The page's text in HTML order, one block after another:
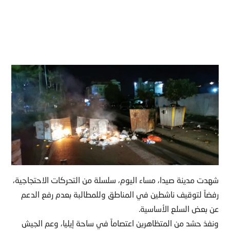
شهدت مدينة صيدا، مساء اليوم، سلسلة من التحركات الاحتجاجية،
رفضاً لتوقيف ناشطين في المناطق وللمطالبة بعدم رفع الدعم
عن بعض السلع الأساسية.
ونفذ حشد من المتظاهرين اعتصاماً في ساحة إيليا، وعم الجيش